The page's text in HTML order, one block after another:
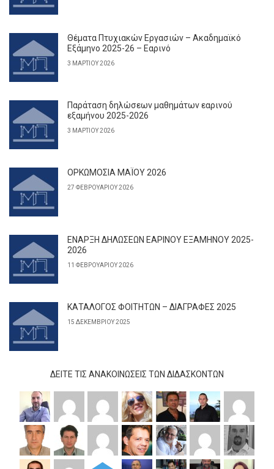
Θέματα Πτυχιακών Εργασιών – Ακαδημαϊκό
Εξάμηνο 2025-26 – Εαρινό
3 ΜΑΡΤΊΟΥ 2026
Παράταση δηλώσεων μαθημάτων εαρινού
εξαμήνου 2025-2026
3 ΜΑΡΤΊΟΥ 2026
ΟΡΚΩΜΟΣΙΑ ΜΑΪΟΥ 2026
27 ΦΕΒΡΟΥΑΡΊΟΥ 2026
ΕΝΑΡΞΗ ΔΗΛΩΣΕΩΝ ΕΑΡΙΝΟΥ ΕΞΑΜΗΝΟΥ 2025-
2026
11 ΦΕΒΡΟΥΑΡΊΟΥ 2026
ΚΑΤΑΛΟΓΟΣ ΦΟΙΤΗΤΩΝ – ΔΙΑΓΡΑΦΕΣ 2025
15 ΔΕΚΕΜΒΡΊΟΥ 2025
ΔΕΊΤΕ ΤΙΣ ΑΝΑΚΟΙΝΏΣΕΙΣ ΤΩΝ ΔΙΔΆΣΚΟΝΤΩΝ